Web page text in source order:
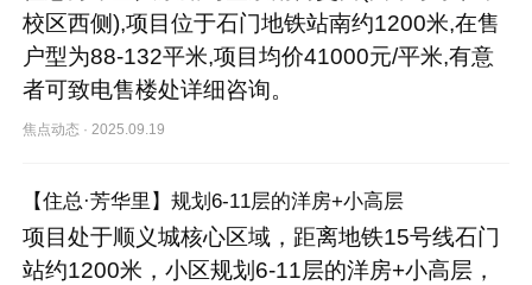
校区西侧),项目位于石门地铁站南约1200米,在售
户型为88-132平米,项目均价41000元/平米,有意
者可致电售楼处详细咨询。
焦点动态 · 2025.09.19
【住总·芳华里】规划6-11层的洋房+小高层
项目处于顺义城核心区域，距离地铁15号线石门
站约1200米，小区规划6-11层的洋房+小高层，